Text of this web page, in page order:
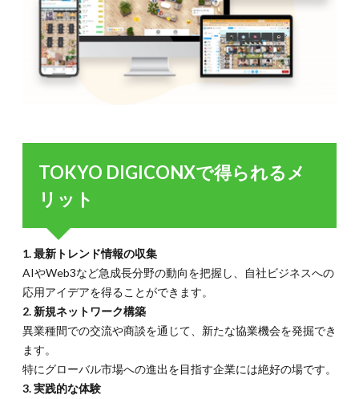
TOKYO DIGICONXで得られるメ
リット
1. 最新トレンド情報の収集
AIやWeb3など急成長分野の動向を把握し、自社ビジネスへの
応用アイデアを得ることができます。
2. 新規ネットワーク構築
異業種間での交流や商談を通じて、新たな協業機会を発掘でき
ます。
特にグローバル市場への進出を目指す企業には絶好の場です。
3. 実践的な体験